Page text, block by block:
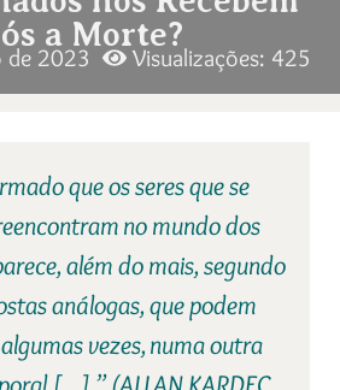
a Morte?
de 2023 Visualizações: 425
que os seres que se
no mundo dos
além do mais, segundo
análogas, que podem
vezes, numa outra